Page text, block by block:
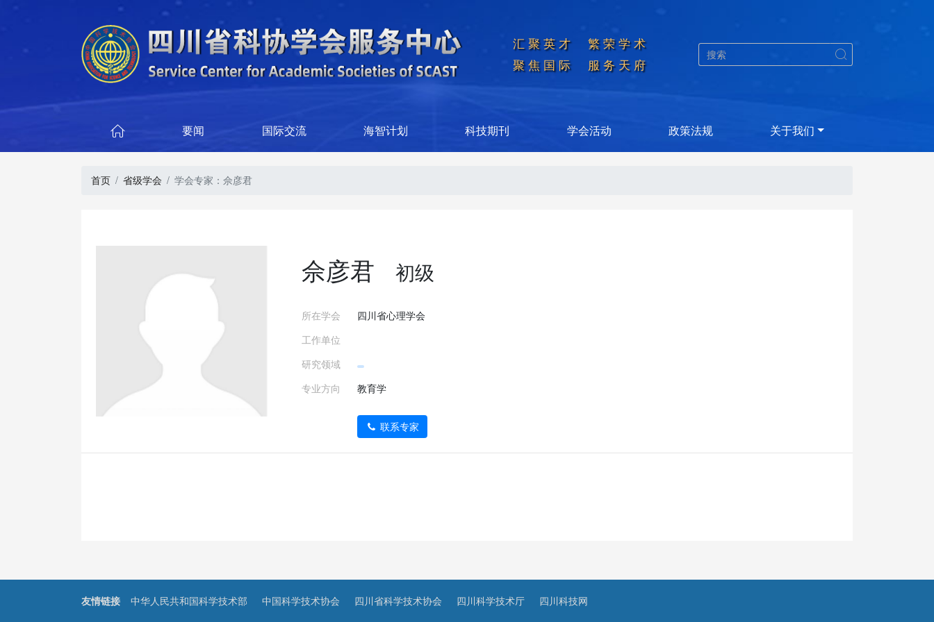
汇聚英才  繁荣学术
聚焦国际  服务天府

 要闻 国际交流 海智计划 科技期刊 学会活动 政策法规 关于我们
首页 省级学会 学会专家：佘彦君
佘彦君 初级
所在学会
四川省心理学会
工作单位
研究领域
专业方向
教育学
联系专家
友情链接 中华人民共和国科学技术部 中国科学技术协会 四川省科学技术协会 四川科学技术厅 四川科技网